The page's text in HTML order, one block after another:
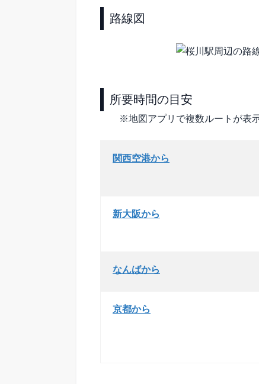
路線図
所要時間の目安
※地図アプリで複数ルートが表
関西空港から
新大阪から
なんばから
京都から